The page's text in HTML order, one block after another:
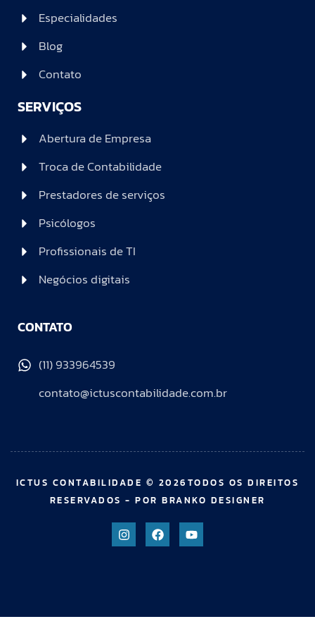
Especialidades
Blog
Contato
SERVIÇOS
Abertura de Empresa
Troca de Contabilidade
Prestadores de serviços
Psicólogos
Profissionais de TI
Negócios digitais
CONTATO
(11) 933964539
contato@ictuscontabilidade.com.br
ICTUS CONTABILIDADE © 2026TODOS OS DIREITOS
RESERVADOS - POR BRANKO DESIGNER